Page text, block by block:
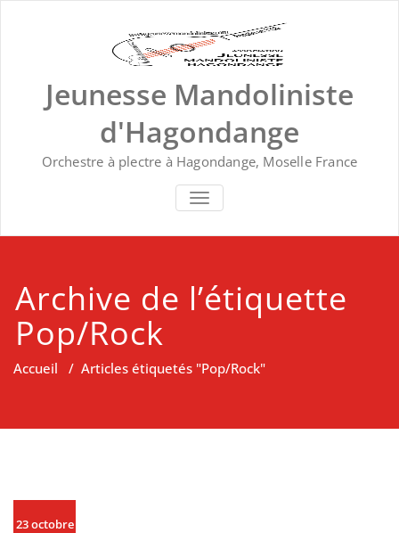
Jeunesse Mandoliniste
d'Hagondange
Orchestre à plectre à Hagondange, Moselle France
TOGGLE NAVIGATION
Archive de l’étiquette
Pop/Rock
Accueil / Articles étiquetés "Pop/Rock"
23 octobre